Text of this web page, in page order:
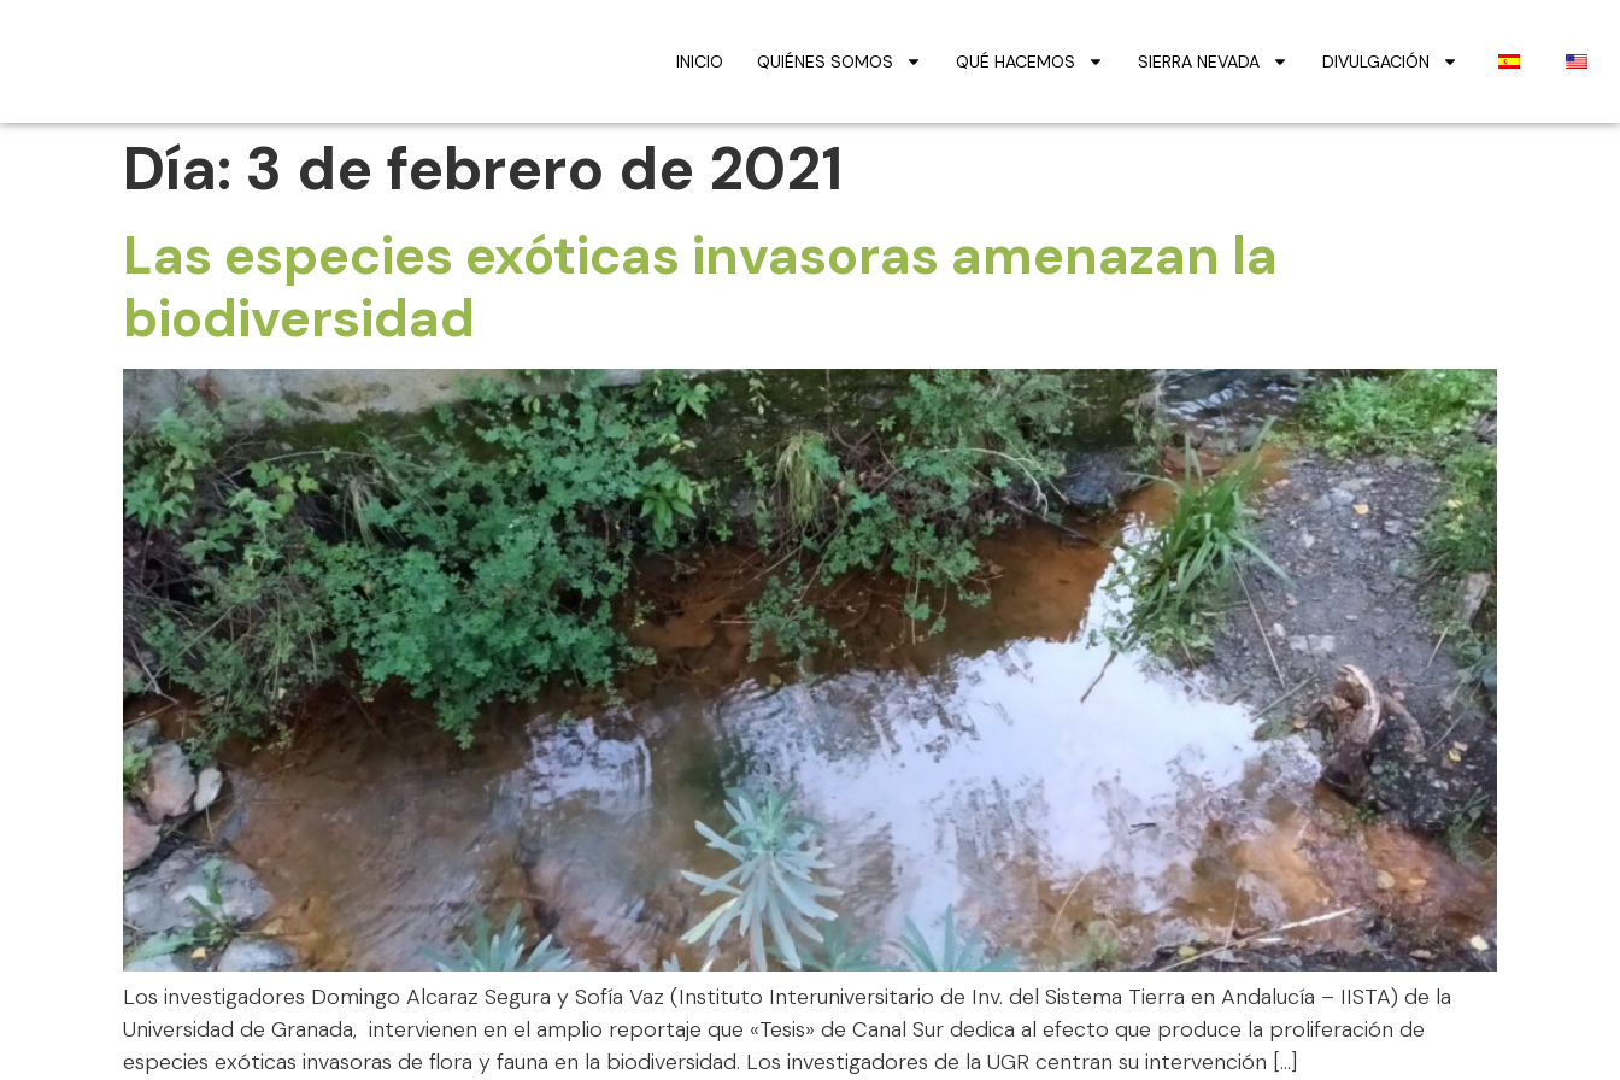
INICIO QUIÉNES SOMOS QUÉ HACEMOS SIERRA NEVADA DIVULGACIÓN
Día: 3 de febrero de 2021
Las especies exóticas invasoras amenazan la
biodiversidad
Los investigadores Domingo Alcaraz Segura y Sofía Vaz (Instituto Interuniversitario de Inv. del Sistema Tierra en Andalucía – IISTA) de la
Universidad de Granada, intervienen en el amplio reportaje que «Tesis» de Canal Sur dedica al efecto que produce la proliferación de
especies exóticas invasoras de flora y fauna en la biodiversidad. Los investigadores de la UGR centran su intervención […]